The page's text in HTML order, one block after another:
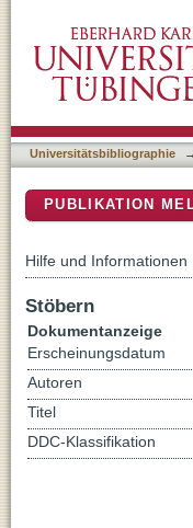
DIANA-Studie
Universitätsbibliographie →
PUBLIKATION
Hilfe und Informationen
Stöbern
Dokumentanzeige
Erscheinungsdatum
Autoren
Titel
DDC-Klassifikation